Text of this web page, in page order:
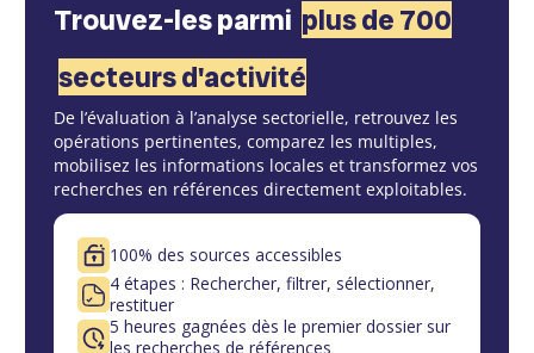
Trouvez-les parmi plus de 700
secteurs d'activité
De l’évaluation à l’analyse sectorielle, retrouvez les
opérations pertinentes, comparez les multiples,
mobilisez les informations locales et transformez vos
recherches en références directement exploitables.
100% des sources accessibles
4 étapes : Rechercher, filtrer, sélectionner,
restituer
5 heures gagnées dès le premier dossier sur
les recherches de références